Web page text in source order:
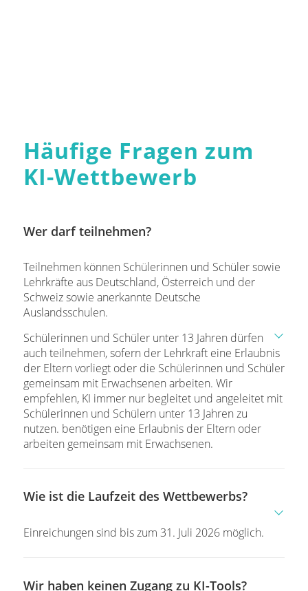
Häufige Fragen zum
KI-Wettbewerb
Wer darf teilnehmen?
Teilnehmen können Schülerinnen und Schüler sowie
Lehrkräfte aus Deutschland, Österreich und der
Schweiz sowie anerkannte Deutsche
Auslandsschulen.
Schülerinnen und Schüler unter 13 Jahren dürfen
auch teilnehmen, sofern der Lehrkraft eine Erlaubnis
der Eltern vorliegt oder die Schülerinnen und Schüler
gemeinsam mit Erwachsenen arbeiten. Wir
empfehlen, KI immer nur begleitet und angeleitet mit
Schülerinnen und Schülern unter 13 Jahren zu
nutzen. benötigen eine Erlaubnis der Eltern oder
arbeiten gemeinsam mit Erwachsenen.
Wie ist die Laufzeit des Wettbewerbs?
Einreichungen sind bis zum 31. Juli 2026 möglich.
Wir haben keinen Zugang zu KI-Tools?